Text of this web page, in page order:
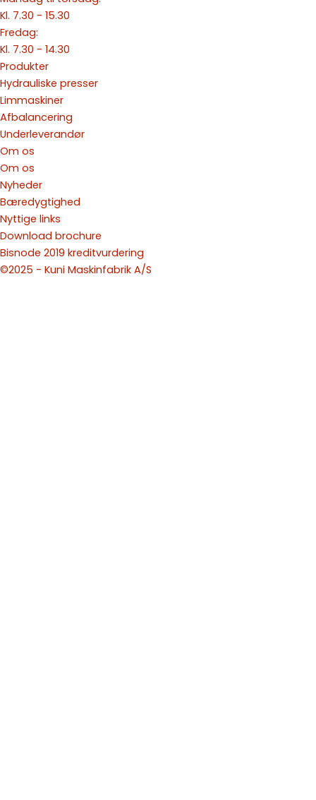
Kl. 7.30 - 15.30
Fredag:
Kl. 7.30 - 14.30
Produkter
Hydrauliske presser
Limmaskiner
Afbalancering
Underleverandør
Om os
Om os
Nyheder
Bæredygtighed
Nyttige links
Download brochure
Bisnode 2019 kreditvurdering
©2025 - Kuni Maskinfabrik A/S